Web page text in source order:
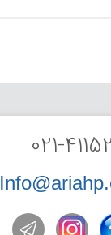
021-41152